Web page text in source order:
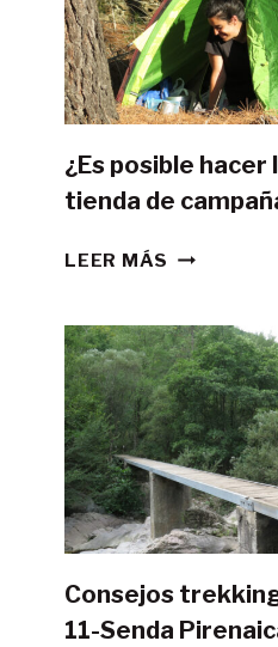
¿Es posible hacer
tienda de
LEER MÁS ¿ES
LA
GR11
CON
TIENDA
DE
Consejos
11-Senda